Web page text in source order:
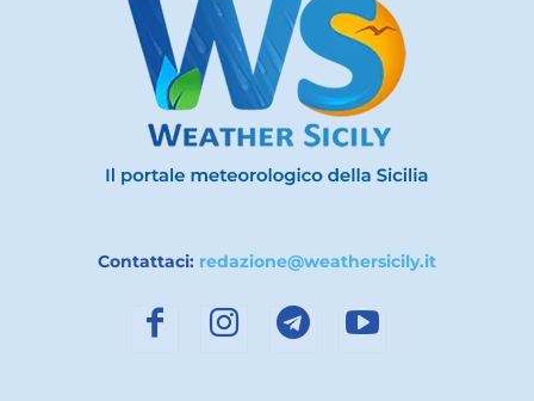
Contattaci: redazione@weathersicily.it